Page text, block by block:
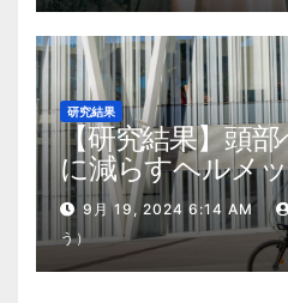
研究結果
【研究結果】頭
に減らすヘルメ
9月 19, 2024 6:14 AM
う）